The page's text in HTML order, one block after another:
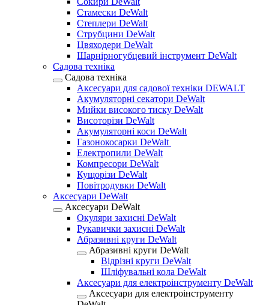
Стамески DeWalt
Степлери DeWalt
Струбцини DeWalt
Цвяходери DeWalt
Шарнірногубцевий інструмент DeWalt
Садова техніка
Садова техніка
Аксесуари для садової техніки DEWALT
Акумуляторні секатори DeWalt
Мийки високого тиску DeWalt
Висоторізи DeWalt
Акумуляторні коси DeWalt
Газонокосарки DeWalt
Електропили DeWalt
Компресори DeWalt
Кущорізи DeWalt
Повітродувки DeWalt
Аксесуари DeWalt
Аксесуари DeWalt
Окуляри захисні DeWalt
Рукавички захисні DeWalt
Абразивні круги DeWalt
Абразивні круги DeWalt
Відрізні круги DeWalt
Шліфувальні кола DeWalt
Аксесуари для електроінструменту DeWalt
Аксесуари для електроінструменту